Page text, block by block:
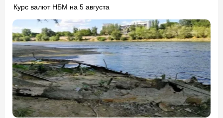
Курс валют НБМ на 5 августа